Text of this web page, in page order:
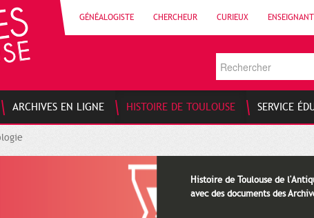
GÉNÉALOGISTE CHERCHEUR CURIEUX ENSEIGNANT
ARCHIVES EN LIGNE HISTOIRE DE TOULOUSE SERVICE
Histoire de Toulouse de
avec des documents des